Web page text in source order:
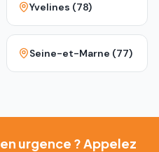
Yvelines (78)
Seine-et-Marne (77)
urgence ? Appelez